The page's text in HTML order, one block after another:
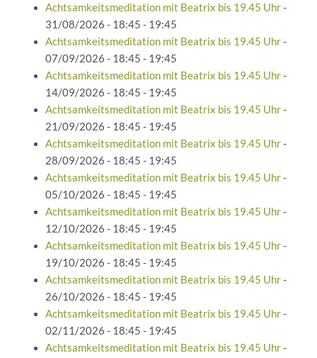
Achtsamkeitsmeditation mit Beatrix bis 19.45 Uhr-
31/08/2026 - 18:45 - 19:45
Achtsamkeitsmeditation mit Beatrix bis 19.45 Uhr-
07/09/2026 - 18:45 - 19:45
Achtsamkeitsmeditation mit Beatrix bis 19.45 Uhr-
14/09/2026 - 18:45 - 19:45
Achtsamkeitsmeditation mit Beatrix bis 19.45 Uhr-
21/09/2026 - 18:45 - 19:45
Achtsamkeitsmeditation mit Beatrix bis 19.45 Uhr-
28/09/2026 - 18:45 - 19:45
Achtsamkeitsmeditation mit Beatrix bis 19.45 Uhr-
05/10/2026 - 18:45 - 19:45
Achtsamkeitsmeditation mit Beatrix bis 19.45 Uhr-
12/10/2026 - 18:45 - 19:45
Achtsamkeitsmeditation mit Beatrix bis 19.45 Uhr-
19/10/2026 - 18:45 - 19:45
Achtsamkeitsmeditation mit Beatrix bis 19.45 Uhr-
26/10/2026 - 18:45 - 19:45
Achtsamkeitsmeditation mit Beatrix bis 19.45 Uhr-
02/11/2026 - 18:45 - 19:45
Achtsamkeitsmeditation mit Beatrix bis 19.45 Uhr-